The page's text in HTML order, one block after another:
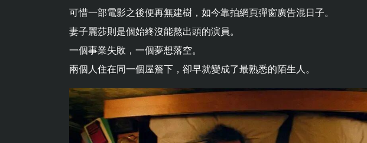
可惜一部電影之後便再無建樹，如今靠拍網頁彈窗廣告混日子。
妻子麗莎則是個始終沒能熬出頭的演員。
一個事業失敗，一個夢想落空。
兩個人住在同一個屋簷下，卻早就變成了最熟悉的陌生人。